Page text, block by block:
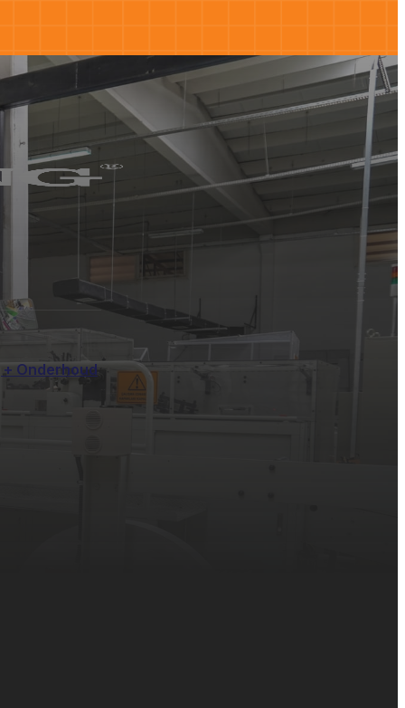
Onderhoud